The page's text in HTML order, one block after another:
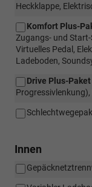
Heckklappe,
Komfort Plus-
Zugangs- und
Virtuelles Pedal,
Ladeboden,
Drive Plus-Paket
Innen